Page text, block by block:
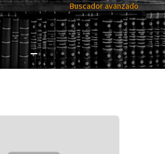
Buscador avanzado